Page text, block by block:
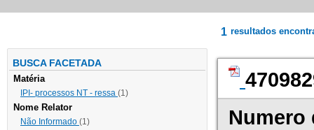
BUSCA FACETADA
Matéria
IPI- processos NT - ressa (1)
Nome Relator
Não Informado (1)
1 resultados
Numero